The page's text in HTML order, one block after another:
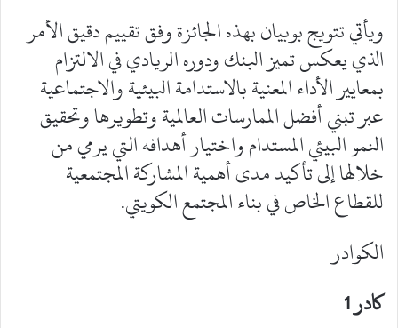
ويأتي تتويج بوبيان بهذه الجائزة وفق تقييم دقيق الأمر
الذي يعكس تميز البنك ودوره الريادي في الالتزام
بمعايير الأداء المعنية بالاستدامة البيئية والاجتماعية
عبر تبني أفضل الممارسات العالمية وتطويرها وتحقيق
النمو البيئي المستدام واختيار أهدافه التي يرمي من
خلالها إلى تأكيد مدى أهمية المشاركة المجتمعية
للقطاع الخاص في بناء المجتمع الكويتي.
الكوادر
كادر 1